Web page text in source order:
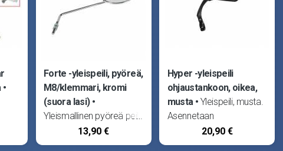
Forte -yleispeili, pyöreä,
M8/klemmari, kromi
(suora lasi)
Yleismallinen pyöreä peili.
Kiinnitys joko 8mm:n
kierteellä tai mukana
13,90 €
Hyper -yleispeili
ohjaustankoon, oikea,
musta
Yleispeili, musta.
Asennetaan
ohjaustangon ympärille.
Sopii 22mm tangoille.
20,90 €